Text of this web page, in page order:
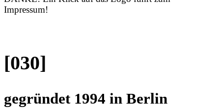
Impressum!
[030]
gegründet 1994 in Berlin